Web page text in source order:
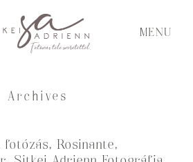
MENU
Archives
fotózás, Rosinante,